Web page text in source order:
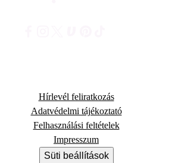
Hírlevél feliratkozás
Adatvédelmi tájékoztató
Felhasználási feltételek
Impresszum
Süti beállítások